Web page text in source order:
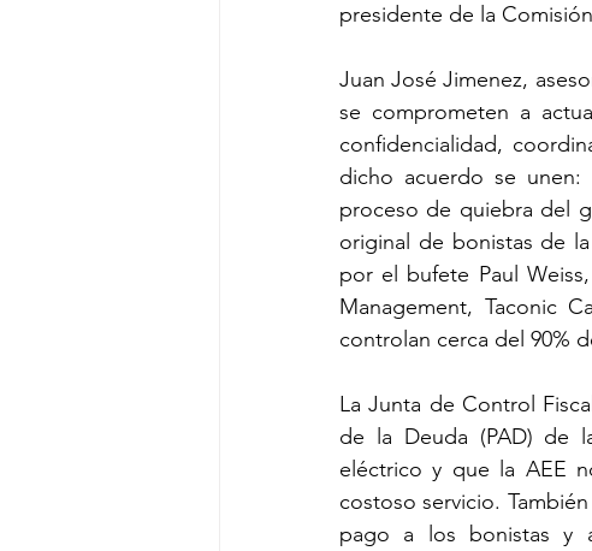
presidente de la
Juan José Jimenez,
se comprometen a
confidencialidad,
dicho acuerdo se
proceso de quiebra del
original de bonistas de
por el bufete Paul
Management, Taconic
controlan cerca del 90%
La Junta de Control
de la Deuda (PAD) de
eléctrico y que la AEE
costoso servicio.
pago a los bonistas y